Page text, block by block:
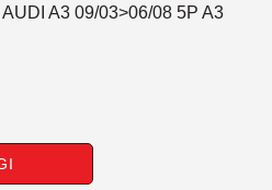
A3 09/03>06/08 5P A3